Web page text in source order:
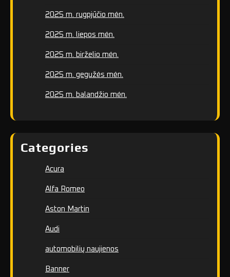
2025 m. rugpjūčio mėn.
2025 m. liepos mėn.
2025 m. birželio mėn.
2025 m. gegužės mėn.
2025 m. balandžio mėn.
Categories
Acura
Alfa Romeo
Aston Martin
Audi
automobilių naujienos
Banner